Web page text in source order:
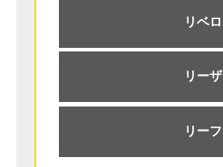
リベロ
リーザ
リーフ